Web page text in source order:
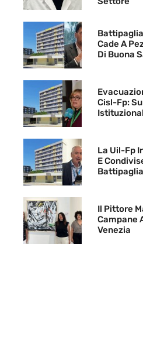
Cade A
Di Buona
Cisl-Fp:
La Uil-Fp
E
Battipaglia
Il Pittore
Campane
Venezia